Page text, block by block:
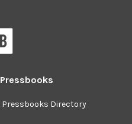
Pressbooks
Pressbooks Directory